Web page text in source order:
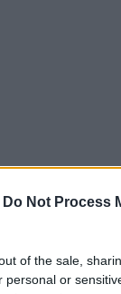
Do Not Process
of the sale,
personal or